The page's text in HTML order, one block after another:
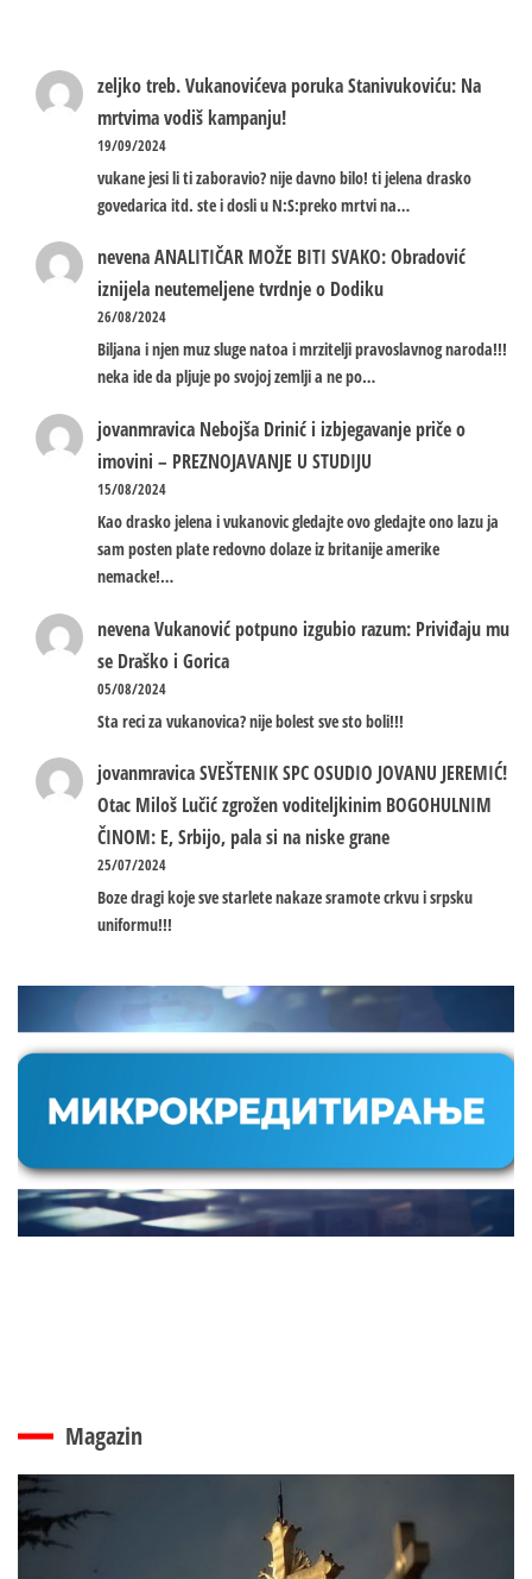
zeljko treb.Vukanovićeva poruka Stanivukoviću: Na
mrtvima vodiš kampanju!
19/09/2024
vukane jesi li ti zaboravio? nije davno bilo! ti jelena drasko
govedarica itd. ste i dosli u N:S:preko mrtvi na…
nevenaANALITIČAR MOŽE BITI SVAKO: Obradović
iznijela neutemeljene tvrdnje o Dodiku
26/08/2024
Biljana i njen muz sluge natoa i mrzitelji pravoslavnog naroda!!!
neka ide da pljuje po svojoj zemlji a ne po…
jovanmravica Nebojša Drinić i izbjegavanje priče o
imovini – PREZNOJAVANJE U STUDIJU
15/08/2024
Kao drasko jelena i vukanovic gledajte ovo gledajte ono lazu ja
sam posten plate redovno dolaze iz britanije amerike
nemacke!…
nevenaVukanović potpuno izgubio razum: Priviđaju mu
se Draško i Gorica
05/08/2024
Sta reci za vukanovica? nije bolest sve sto boli!!!
jovanmravicaSVEŠTENIK SPC OSUDIO JOVANU JEREMIĆ!
Otac Miloš Lučić zgrožen voditeljkinim BOGOHULNIM
ČINOM: E, Srbijo, pala si na niske grane
25/07/2024
Boze dragi koje sve starlete nakaze sramote crkvu i srpsku
uniformu!!!
Magazin